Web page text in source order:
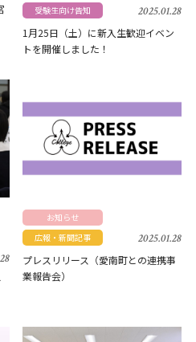
受験生向け告知
2025.01.28
1月25日（土）に新入生歓迎イベン
トを開催しました！
お知らせ
広報・新聞記事
2025.01.28
プレスリリース（愛南町との連携事
業報告会）